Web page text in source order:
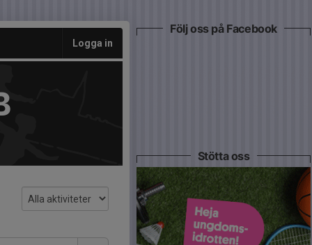
Logga in
Följ oss på Facebook
Stötta oss